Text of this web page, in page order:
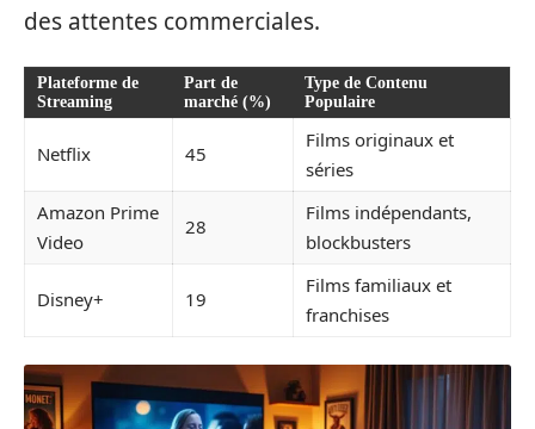
des attentes commerciales.
Plateforme de
Streaming
Part de
marché (%)
Type de Contenu
Populaire
Netflix 45
Films originaux et
séries
Amazon Prime
Video
28
Films indépendants,
blockbusters
Disney+ 19
Films familiaux et
franchises